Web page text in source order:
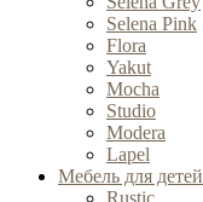
Selena Pink
Flora
Yakut
Mocha
Studio
Modera
Lapel
Мебель для детей
Rustic